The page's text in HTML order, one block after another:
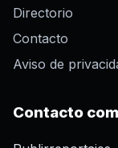
Directorio
Contacto
Aviso de
Contacto